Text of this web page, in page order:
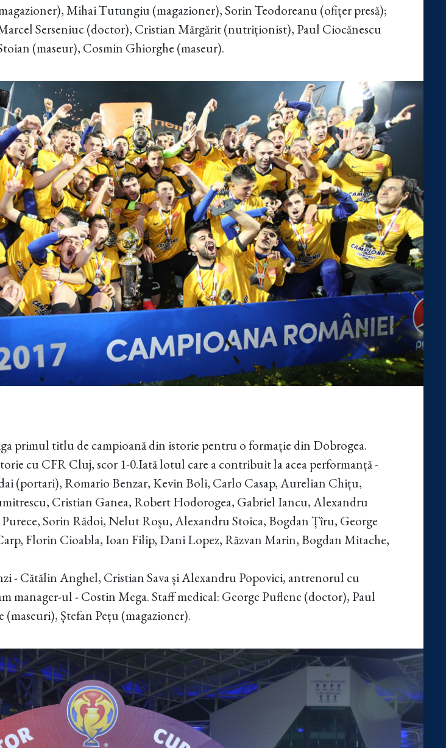
Mihai Tutungiu (magazioner), Sorin Teodoreanu (ofițer presă);
Serseniuc (doctor), Cristian Mărgărit (nutriționist), Paul Ciocănescu
(maseur), Cosmin Ghiorghe (maseur).
primul titlu de campioană din istorie pentru o formație din Dobrogea.
cu CFR Cluj, scor 1-0.Iată lotul care a contribuit la acea performanță -
(portari), Romario Benzar, Kevin Boli, Carlo Casap, Aurelian Chițu,
Cristian Ganea, Robert Hodorogea, Gabriel Iancu, Alexandru
Sorin Rădoi, Nelut Roșu, Alexandru Stoica, Bogdan Țîru, George
Florin Cioabla, Ioan Filip, Dani Lopez, Răzvan Marin, Bogdan Mitache,
- Cătălin Anghel, Cristian Sava și Alexandru Popovici, antrenorul cu
manager-ul - Costin Mega. Staff medical: George Puflene (doctor), Paul
Ștefan Pețu (magazioner).